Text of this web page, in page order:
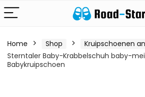
Home Shop
Kruipschoenen
Sterntaler Baby-Krabbelschuh baby-
Babykruipschoen